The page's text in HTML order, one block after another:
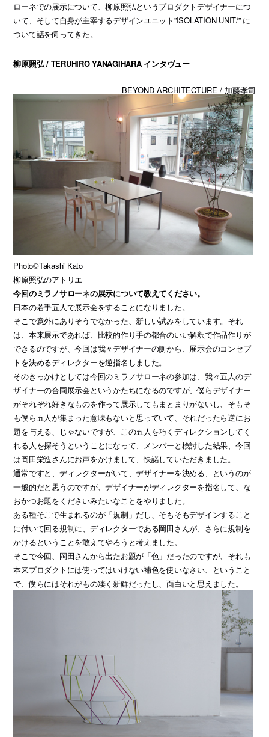
ローネでの展示について、柳原照弘というプロダクトデザイナーにつ
いて、そして自身が主宰するデザインユニット”ISOLATION UNIT/” に
ついて話を伺ってきた。
柳原照弘 / TERUHIRO YANAGIHARA インタヴュー
BEYOND ARCHITECTURE / 加藤孝司
Photo©Takashi Kato
柳原照弘のアトリエ
今回のミラノサローネの展示について教えてください。
日本の若手五人で展示会をすることになりました。
そこで意外にありそうでなかった、新しい試みをしています。それ
は、本来展示であれば、比較的作り手の都合のいい解釈で作品作りが
できるのですが、今回は我々デザイナーの側から、展示会のコンセプ
トを決めるディレクターを逆指名しました。
そのきっかけとしては今回のミラノサローネの参加は、我々五人のデ
ザイナーの合同展示会というかたちになるのですが、僕らデザイナー
がそれぞれ好きなものを作って展示してもまとまりがないし、そもそ
も僕ら五人が集まった意味もないと思っていて、それだったら逆にお
題を与える、じゃないですが、この五人を巧くディレクションしてく
れる人を探そうということになって、メンバーと検討した結果、今回
は岡田栄造さんにお声をかけまして、快諾していただきました。
通常ですと、ディレクターがいて、デザイナーを決める、というのが
一般的だと思うのですが、デザイナーがディレクターを指名して、な
おかつお題をくださいみたいなことをやりました。
ある種そこで生まれるのが「規制」だし、そもそもデザインすること
に付いて回る規制に、ディレクターである岡田さんが、さらに規制を
かけるということを敢えてやろうと考えました。
そこで今回、岡田さんから出たお題が「色」だったのですが、それも
本来プロダクトには使ってはいけない補色を使いなさい、ということ
で、僕らにはそれがもの凄く新鮮だったし、面白いと思えました。